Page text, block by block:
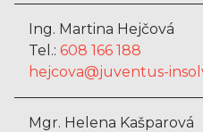
Ing. Martina Hejčová
Tel.: 608 166 188
hejcova@juventus-
Mgr. Helena Kašparová